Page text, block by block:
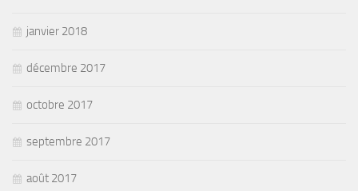
janvier 2018
décembre 2017
octobre 2017
septembre 2017
août 2017